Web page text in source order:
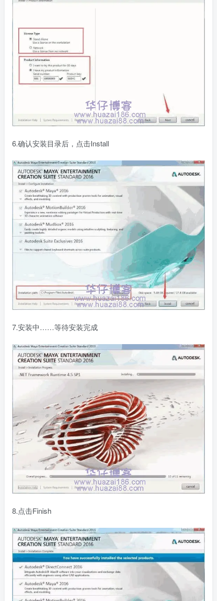
6.确认安装目录后，点击Install
7.安装中……等待安装完成
8.点击Finish